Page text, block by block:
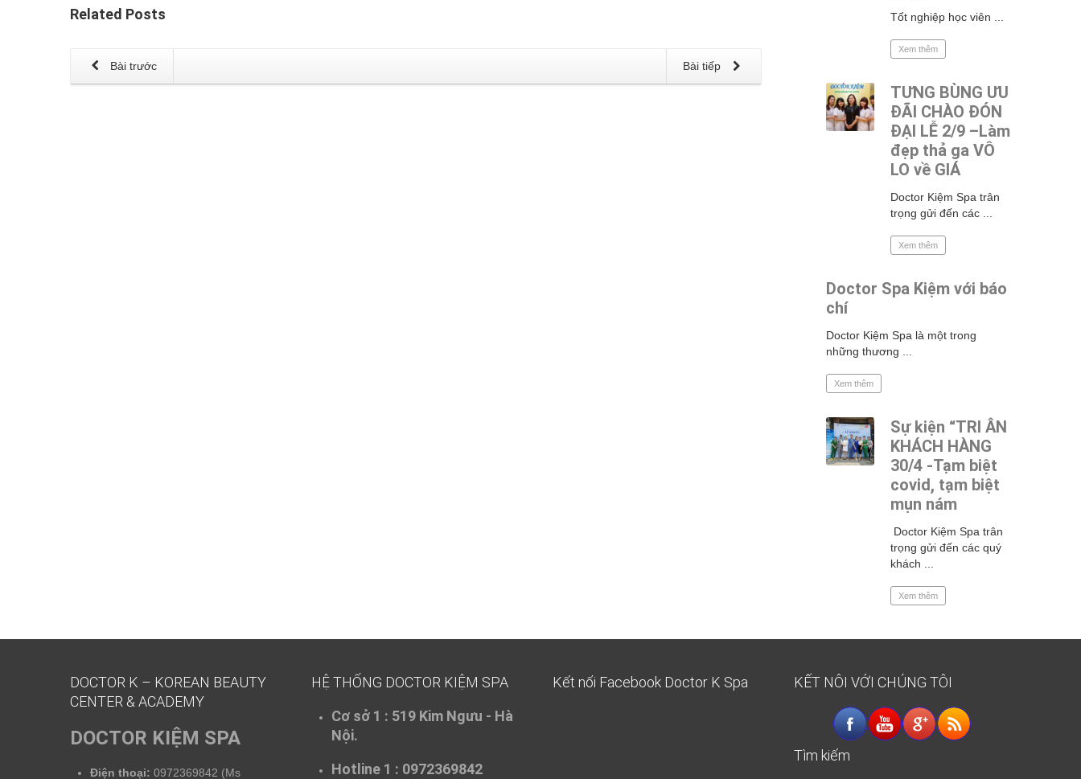
Related Posts
Bài tiếp
Bài trước
Tốt nghiệp học viên ...
Xem thêm
TƯNG BÙNG ƯU
ĐÃI CHÀO ĐÓN
ĐẠI LỄ 2/9 –Làm
đẹp thả ga VÔ
LO về GIÁ
Doctor Kiệm Spa trân
trọng gửi đến các ...
Xem thêm
Doctor Spa Kiệm với báo
chí
Doctor Kiệm Spa là một trong
những thương ...
Xem thêm
Sự kiện “TRI ÂN
KHÁCH HÀNG
30/4 -Tạm biệt
covid, tạm biệt
mụn nám
Doctor Kiệm Spa trân
trọng gửi đến các quý
khách ...
Xem thêm
DOCTOR K – KOREAN BEAUTY
CENTER & ACADEMY
DOCTOR KIỆM SPA
Điện thoại: 0972369842 (Ms
HỆ THỐNG DOCTOR KIỆM SPA
Cơ sở 1 : 519 Kim Ngưu - Hà
Nội.
Hotline 1 : 0972369842
Kết nối Facebook Doctor K Spa KẾT NÔI VỚI CHÚNG TÔI
Tìm kiếm